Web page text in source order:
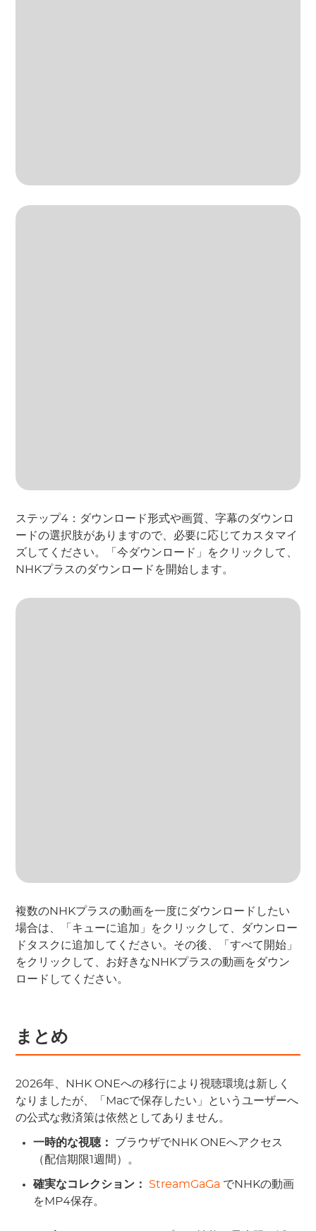
ステップ4：ダウンロード形式や画質、字幕のダウンロ
ードの選択肢がありますので、必要に応じてカスタマイ
ズしてください。「今ダウンロード」をクリックして、
NHKプラスのダウンロードを開始します。
複数のNHKプラスの動画を一度にダウンロードしたい
場合は、「キューに追加」をクリックして、ダウンロー
ドタスクに追加してください。その後、「すべて開始」
をクリックして、お好きなNHKプラスの動画をダウン
ロードしてください。
まとめ
2026年、NHK ONEへの移行により視聴環境は新しく
なりましたが、「Macで保存したい」というユーザーへ
の公式な救済策は依然としてありません。
一時的な視聴：
ブラウザでNHK ONEへアクセス
（配信期限1週間）。
確実なコレクション： StreamGaGa でNHKの動画
をMP4保存。